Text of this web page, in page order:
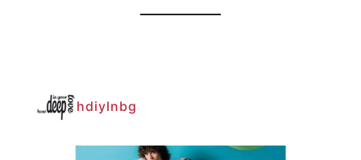
hdiylnbg